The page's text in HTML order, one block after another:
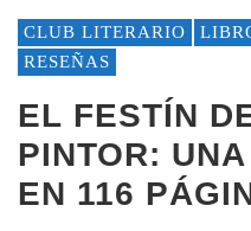
CLUB LITERARIO
RESEÑAS
EL FESTÍN
PINTOR:
EN 116